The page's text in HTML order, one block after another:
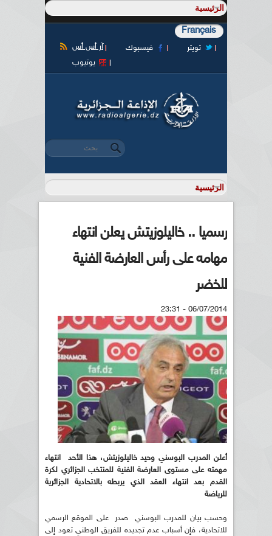
Français
آر أس أس فيسبوك
تويتر
يوتيوب
استمارة البحث
‏بحث ‏
رسميا .. خاليلوزيتش يعلن انتهاء
مهامه على رأس العارضة الفنية
للخضر
06/07/2014 - 23:31
أعلن المدرب البوسني وحيد خاليلوزيتش، هذا الأحد انتهاء
مهمته على مستوى العارضة الفنية للمنتخب الجزائري لكرة
القدم بعد انتهاء العقد الذي يربطه بالاتحادية الجزائرية
للرياضة
وحسب بيان للمدرب البوسني صدر على الموقع الرسمي
للاتحادية، فإن أسباب عدم تجديده للفريق الوطني تعود إلى